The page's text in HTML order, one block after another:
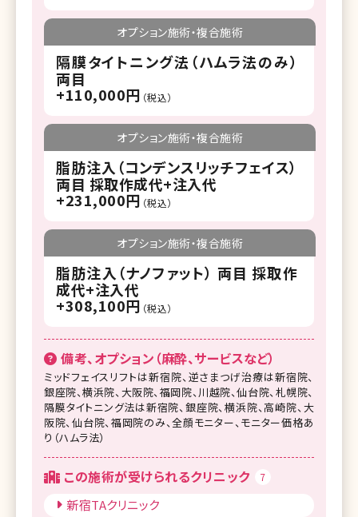
オプション施術・複合施術
隔膜タイトニング法（ハムラ法のみ）
両目
+110,000円 （税込）
オプション施術・複合施術
脂肪注入（コンデンスリッチフェイス）
両目 採取作成代+注入代
+231,000円 （税込）
オプション施術・複合施術
脂肪注入（ナノファット） 両目 採取作
成代+注入代
+308,100円 （税込）
備考、オプション（麻酔、サービスなど）
ミッドフェイスリフトは新宿院、逆さまつげ治療は新宿院、
銀座院、横浜院、大阪院、福岡院、川越院、仙台院、札幌院、
隔膜タイトニング法は新宿院、銀座院、横浜院、高崎院、大
阪院、仙台院、福岡院のみ、全顔モニター、モニター価格あ
り（ハムラ法）
この施術が受けられるクリニック 7
新宿TAクリニック